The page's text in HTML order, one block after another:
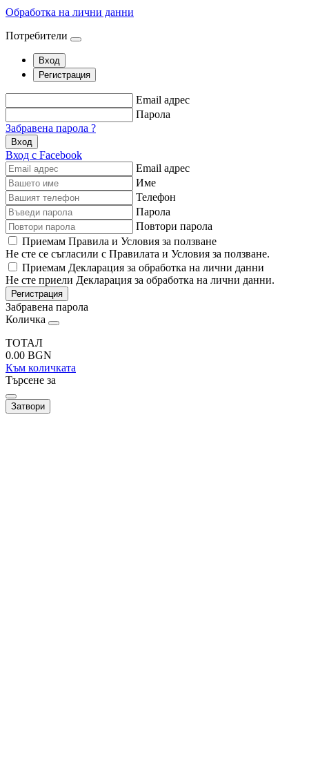
Обработка на лични данни
Потребители
Вход
Регистрация
Email адрес
Парола
Забравена парола ?
Вход
Вход с Facebook
Email адрес
Име
Телефон
Парола
Повтори парола
Приемам Правила и Условия за ползване
Не сте се съгласили с Правилата и Условия за ползване.
Приемам Декларация за обработка на лични данни
Не сте приели Декларация за обработка на лични данни.
Регистрация
Забравена парола
Количка
ТОТАЛ
0.00 BGN
Към количката
Търсене за
Затвори